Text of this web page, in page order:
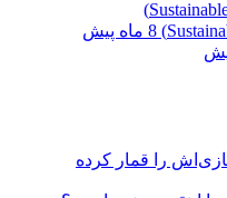
8 ماه پیش
را قمار کرده